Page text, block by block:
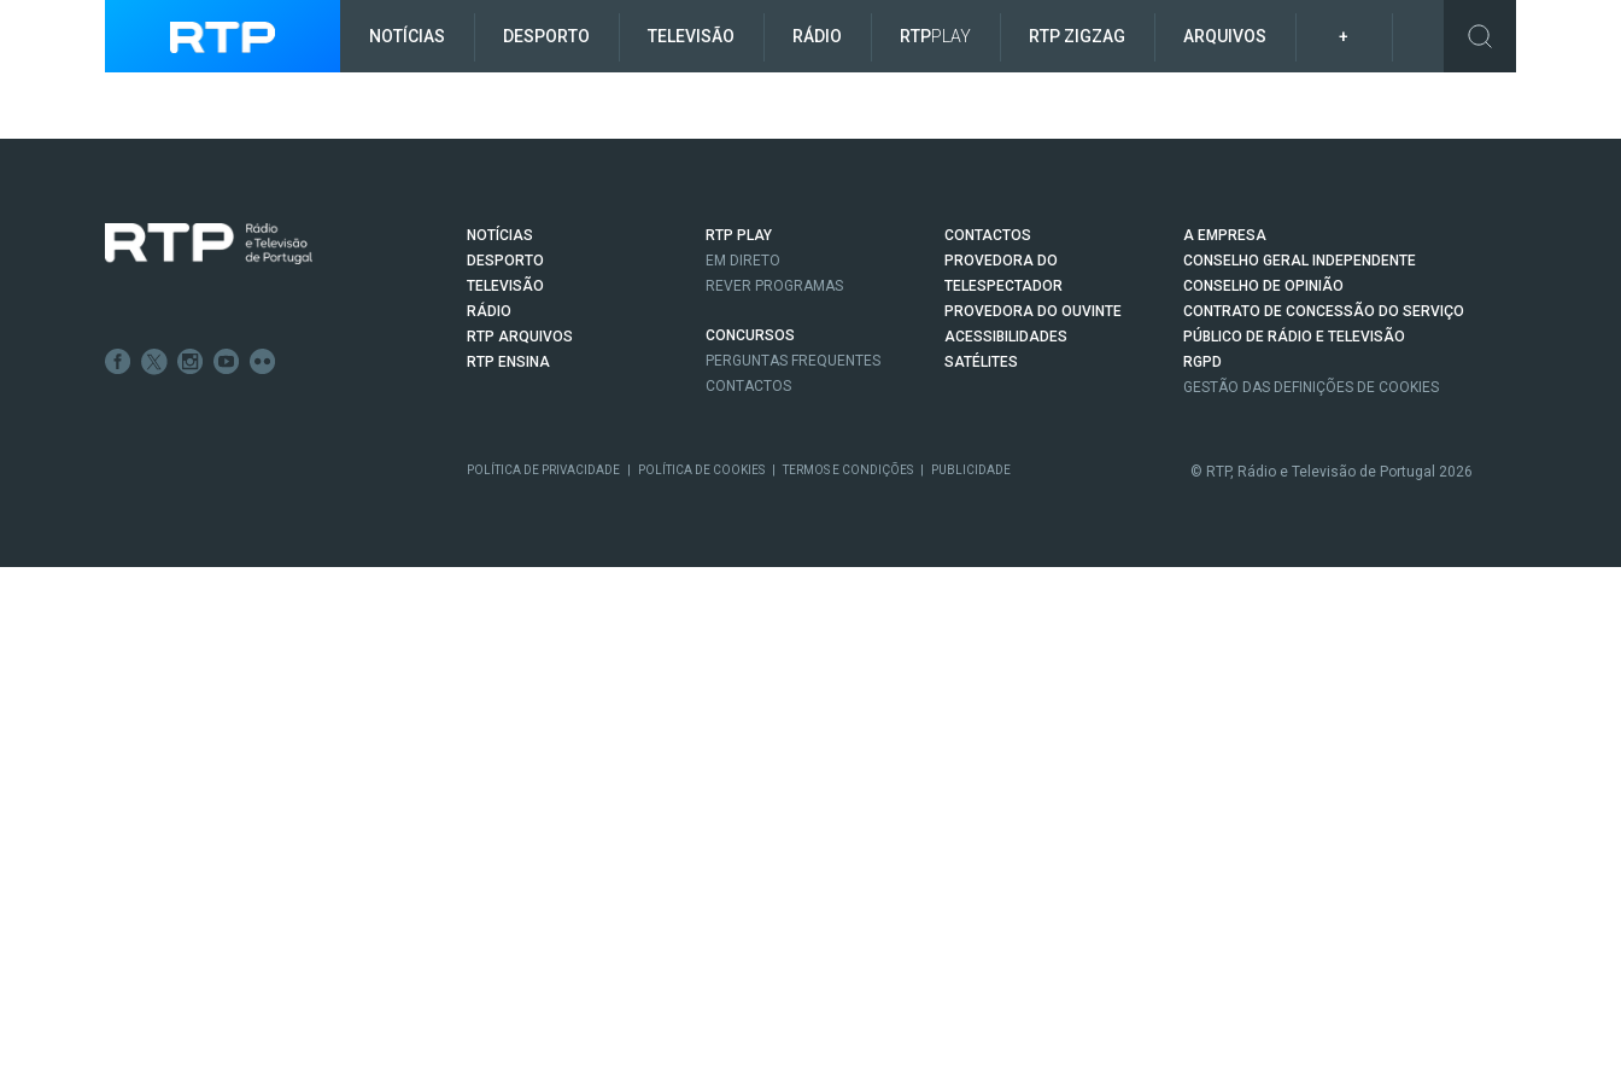
NOTÍCIAS DESPORTO TELEVISÃO RÁDIO RTPPLAY RTP ZIGZAG ARQUIVOS +
NOTÍCIAS
DESPORTO
TELEVISÃO
RÁDIO
RTP ARQUIVOS
RTP ENSINA
RTP PLAY
EM DIRETO
REVER PROGRAMAS
CONCURSOS
PERGUNTAS FREQUENTES
CONTACTOS
CONTACTOS
PROVEDORA DO
TELESPECTADOR
PROVEDORA DO OUVINTE
ACESSIBILIDADES
SATÉLITES
A EMPRESA
CONSELHO GERAL INDEPENDENTE
CONSELHO DE OPINIÃO
CONTRATO DE CONCESSÃO DO SERVIÇO
PÚBLICO DE RÁDIO E TELEVISÃO
RGPD
GESTÃO DAS DEFINIÇÕES DE COOKIES
POLÍTICA DE PRIVACIDADE POLÍTICA DE COOKIES TERMOS E CONDIÇÕES PUBLICIDADE © RTP, Rádio e Televisão de Portugal 2026